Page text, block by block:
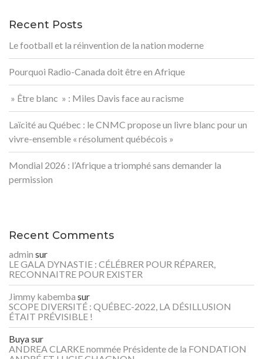
Recent Posts
Le football et la réinvention de la nation moderne
Pourquoi Radio-Canada doit être en Afrique
» Être blanc » : Miles Davis face au racisme
Laïcité au Québec : le CNMC propose un livre blanc pour un
vivre-ensemble « résolument québécois »
Mondial 2026 : l’Afrique a triomphé sans demander la
permission
Recent Comments
admin sur
LE GALA DYNASTIE : CÉLÉBRER POUR RÉPARER,
RECONNAITRE POUR EXISTER
Jimmy kabemba sur
SCOPE DIVERSITÉ : QUÉBEC-2022, LA DÉSILLUSION
ÉTAIT PRÉVISIBLE !
Buyasur
ANDREA CLARKE nommée Présidente de la FONDATION